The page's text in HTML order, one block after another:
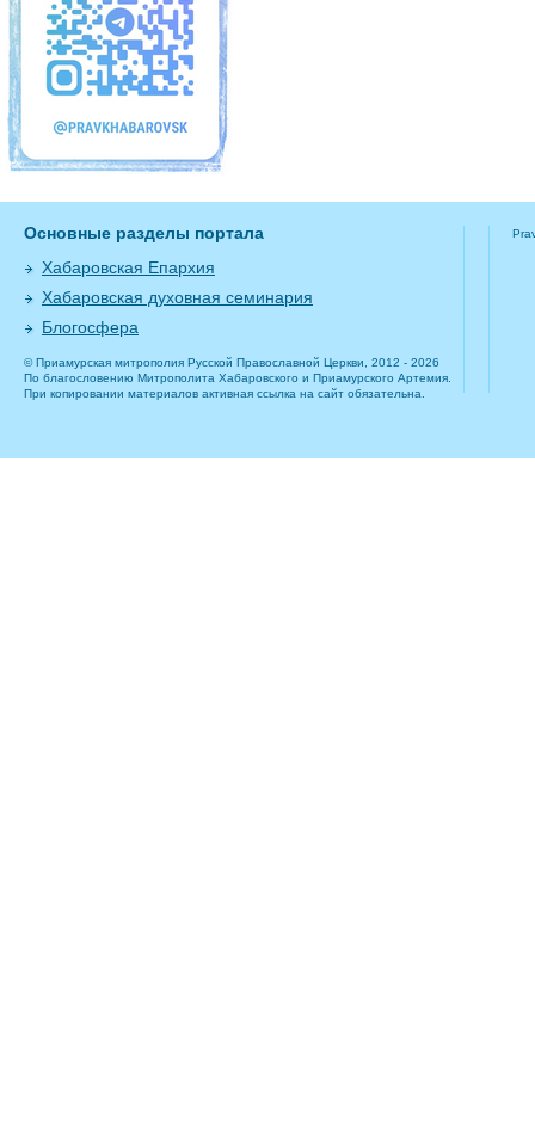
Основные разделы портала
Хабаровская Епархия
Хабаровская духовная семинария
Блогосфера
© Приамурская митрополия Русской Православной Церкви, 2012 - 2026
По благословению Митрополита Хабаровского и Приамурского Артемия.
При копировании материалов активная ссылка на сайт обязательна.